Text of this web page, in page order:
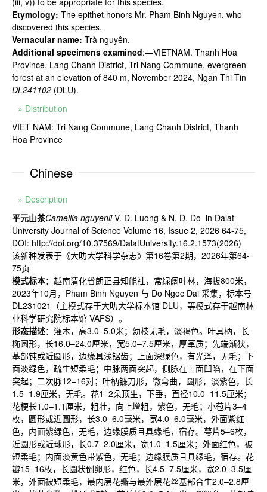
Etymology: The epithet honors Mr. Pham Binh Nguyen, who
discovered this species.
Vernacular name: Trà nguyên.
Additional specimens examined:—VIETNAM. Thanh Hoa
Province, Lang Chanh District, Tri Nang Commune, evergreen
forest at an elevation of 840 m, November 2024, Ngan Thi Tin
DL241102 (DLU).
» Distribution
VIET NAM: Tri Nang Commune, Lang Chanh District, Thanh
Hoa Province
Chinese
» Description
平元山茶Camellia nguyeniiV. D. Luong & N. D. Do in Dalat
University Journal of Science Volume 16, Issue 2, 2026 64-75,
DOI: http://doi.org/10.37569/DalatUniversity.16.2.1573(2026)
该新种发表于《大叻大学科学杂志》第16卷第2期， 2026年第64-
75页
模式标本：越南清化省朗正县知能社，常绿阔叶林，海拔800米，
2023年10月， Pham Binh Nguyen 与 Do Ngoc Dai 采集，标本号
DL231021 （主模式存于大叻大学标本馆 DLU，等模式存于越南林
业科学研究院标本馆 VAFS）。
形态描述：灌木，高3.0–5.0米；幼枝无毛，淡褐色。叶具柄，长
椭圆形，长16.0–24.0厘米，宽5.0–7.5厘米，厚革质；先端渐狭，
基部钝或近圆形，边缘具浅锯齿；上面深绿色，有光泽，无毛；下
面淡绿色，疏生短柔毛；中脉两面突起，侧脉在上面凹陷，在下面
突起；二次脉12–16对；叶柄镰刀形，微弯曲，圆形，淡紫色，长
1.5–1.9厘米，无毛。花1–2朵顶生，下垂，直径10.0–11.5厘米；
花梗长1.0–1.1 厘米，粗壮，向上增粗，紫色，无毛；小苞片3–4
枚，圆形或近圆形，长3.0–6.0毫米，宽4.0–6.0毫米，外面紫红
色，内面紫绿色，无毛，边缘膜质且具缘毛，宿存。萼片5–6枚，
近圆形或近球形，长0.7–2.0厘米，宽1.0–1.5厘米；外面红色，被
短柔毛；内面淡黄色带紫色，无毛；边缘膜质且具缘毛，宿存。花
瓣15–16枚，长圆状倒卵形，红色，长4.5–7.5厘米，宽2.0–3.5厘
米，外面被短柔毛，最内层花瓣与最外层花丝基部合生2.0–2.8厘